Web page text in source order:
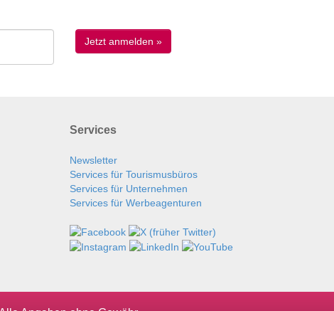
Services
Newsletter
Services für Tourismusbüros
Services für Unternehmen
Services für Werbeagenturen